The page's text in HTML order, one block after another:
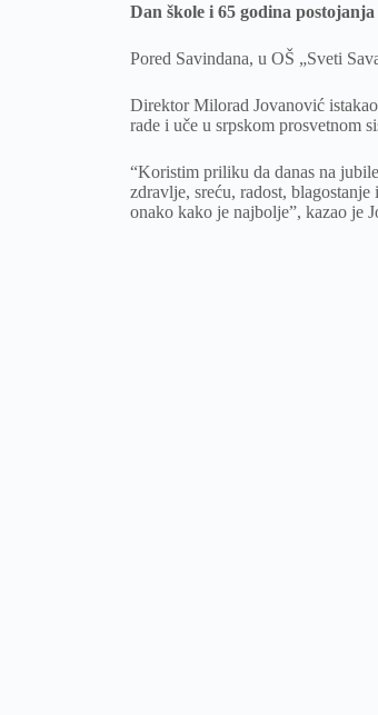
Dan škole i 65 godina
Pored Savindana, u OŠ „Sveti
Direktor Milorad Jovanović
rade i uče u srpskom prosvetnom
“Koristim priliku da danas na
zdravlje, sreću, radost,
onako kako je najbolje”, kazao je